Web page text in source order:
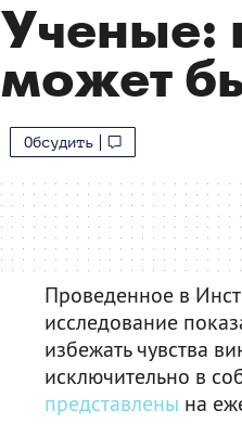
Ученые:
может
Обсудить
Проведенное в
исследование
избежать чувства
исключительно в
представлены на